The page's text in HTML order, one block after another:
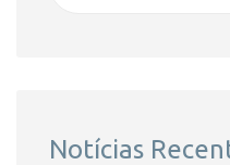
Notícias